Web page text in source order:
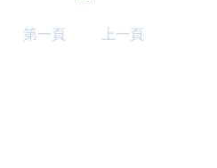
第一頁 上一頁